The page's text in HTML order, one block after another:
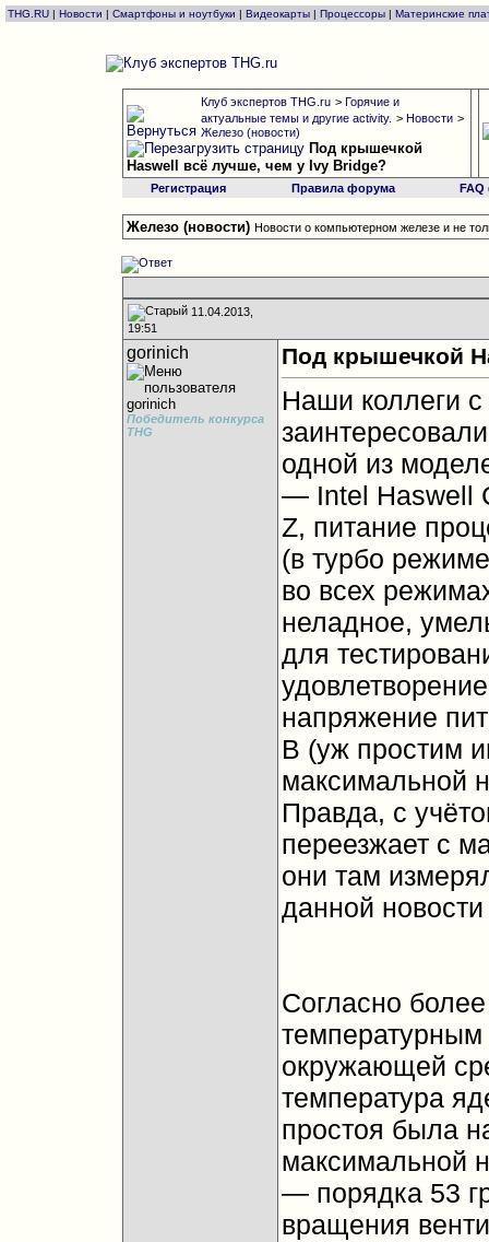
THG.RU | Новости | Смартфоны и ноутбуки | Видеокарты | Процессоры | Материнские
Клуб экспертов THG.ru > Горячие и
актуальные темы и другие activity. > Новости >
Железо (новости)
Под крышечкой
Haswell всё лучше, чем у Ivy Bridge?
Регистрация Правила форума
Железо (новости) Новости о компьютерном железе и не
11.04.2013,
19:51
gorinich
Победитель конкурса
THG
Под крышечкой
Наши коллеги с
одной из
— Intel Haswell
Z, питание
(в турбо
во всех
неладное,
для
напряжение
В (уж простим
максимальной
Правда, с
переезжает с
они там
данной
Согласно
окружающей
температура
простоя была
максимальной
— порядка 53
вращения